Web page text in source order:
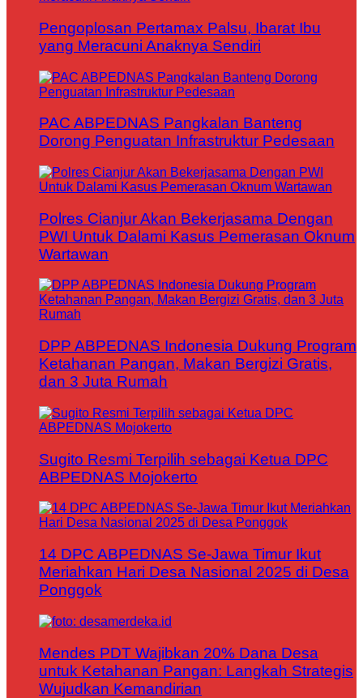
Pengoplosan Pertamax Palsu, Ibarat Ibu
yang Meracuni Anaknya Sendiri
PAC ABPEDNAS Pangkalan Banteng
Dorong Penguatan Infrastruktur Pedesaan
Polres Cianjur Akan Bekerjasama Dengan
PWI Untuk Dalami Kasus Pemerasan Oknum
Wartawan
DPP ABPEDNAS Indonesia Dukung Program
Ketahanan Pangan, Makan Bergizi Gratis,
dan 3 Juta Rumah
Sugito Resmi Terpilih sebagai Ketua DPC
ABPEDNAS Mojokerto
14 DPC ABPEDNAS Se-Jawa Timur Ikut
Meriahkan Hari Desa Nasional 2025 di Desa
Ponggok
Mendes PDT Wajibkan 20% Dana Desa
untuk Ketahanan Pangan: Langkah Strategis
Wujudkan Kemandirian